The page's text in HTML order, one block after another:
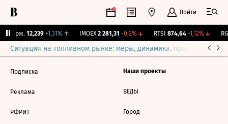
Войти
Бирж. 12,239 +1,31%↑ IMOEX 2 281,31 -0,2%↓ RTSI 874,64 -1,12%↓
Ситуация на топливном рынке: меры, динамика, прогнозы
Подписка
Реклама
РФРИТ
Наши проекты
ВЕДЫ
Город